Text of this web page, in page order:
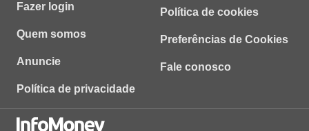
Fazer login
Quem somos
Anuncie
Política de privacidade
Política de cookies
Preferências de Cookies
Fale conosco